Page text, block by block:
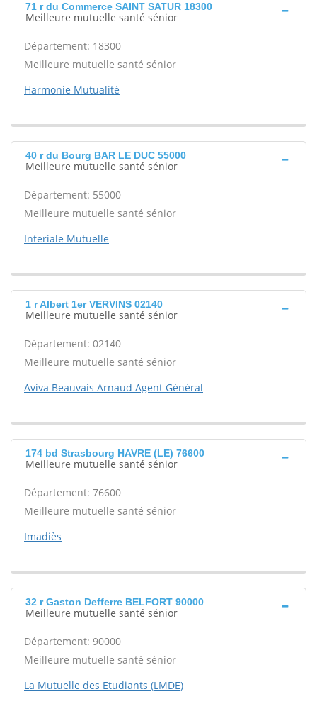
71 r du Commerce SAINT SATUR 18300
Meilleure mutuelle santé sénior
Département: 18300
Meilleure mutuelle santé sénior
Harmonie Mutualité
40 r du Bourg BAR LE DUC 55000
Meilleure mutuelle santé sénior
Département: 55000
Meilleure mutuelle santé sénior
Interiale Mutuelle
1 r Albert 1er VERVINS 02140
Meilleure mutuelle santé sénior
Département: 02140
Meilleure mutuelle santé sénior
Aviva Beauvais Arnaud Agent Général
174 bd Strasbourg HAVRE (LE) 76600
Meilleure mutuelle santé sénior
Département: 76600
Meilleure mutuelle santé sénior
Imadiès
32 r Gaston Defferre BELFORT 90000
Meilleure mutuelle santé sénior
Département: 90000
Meilleure mutuelle santé sénior
La Mutuelle des Etudiants (LMDE)